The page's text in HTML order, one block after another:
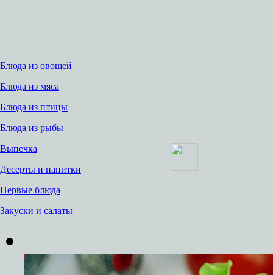
Блюда из овощей
Блюда из мяса
Блюда из птицы
Блюда из рыбы
Выпечка
Десерты и напитки
Первые блюда
Закуски и салаты